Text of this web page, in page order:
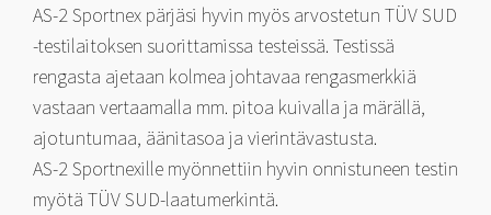
AS-2 Sportnex pärjäsi hyvin myös arvostetun TÜV SUD
-testilaitoksen suorittamissa testeissä. Testissä
rengasta ajetaan kolmea johtavaa rengasmerkkiä
vastaan vertaamalla mm. pitoa kuivalla ja märällä,
ajotuntumaa, äänitasoa ja vierintävastusta.
AS-2 Sportnexille myönnettiin hyvin onnistuneen testin
myötä TÜV SUD-laatumerkintä.